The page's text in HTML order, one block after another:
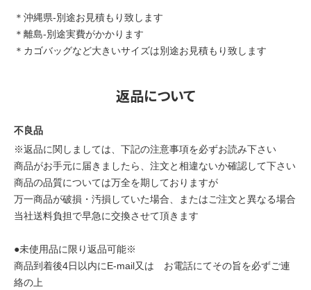
＊沖縄県-別途お見積もり致します
＊離島-別途実費がかかります
＊カゴバッグなど大きいサイズは別途お見積もり致します
返品について
不良品
※返品に関しましては、下記の注意事項を必ずお読み下さい
商品がお手元に届きましたら、注文と相違ないか確認して下さい
商品の品質については万全を期しておりますが
万一商品が破損・汚損していた場合、またはご注文と異なる場合
当社送料負担で早急に交換させて頂きます
●未使用品に限り返品可能※
商品到着後4日以内にE-mail又は お電話にてその旨を必ずご連
絡の上